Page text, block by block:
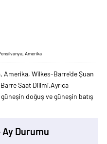
Amerika
Amerika, Wilkes-Barre'de Şuan
Saat Dilimi.Ayrıca
doğuş ve güneşin batış
Durumu